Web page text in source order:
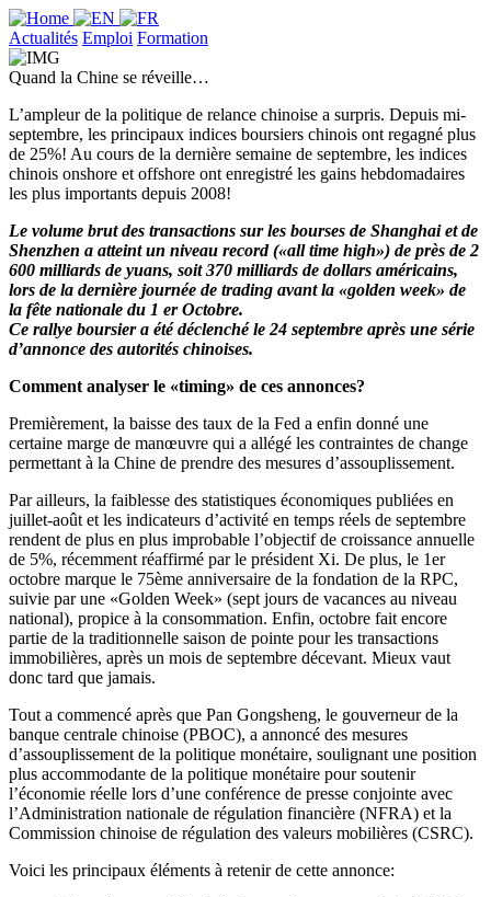
Actualités Emploi Formation
Quand la Chine se réveille…
L’ampleur de la politique de relance chinoise a surpris. Depuis mi-
septembre, les principaux indices boursiers chinois ont regagné plus
de 25%! Au cours de la dernière semaine de septembre, les indices
chinois onshore et offshore ont enregistré les gains hebdomadaires
les plus importants depuis 2008!
Le volume brut des transactions sur les bourses de Shanghai et de
Shenzhen a atteint un niveau record («all time high») de près de 2
600 milliards de yuans, soit 370 milliards de dollars américains,
lors de la dernière journée de trading avant la «golden week» de
la fête nationale du 1 er Octobre.
Ce rallye boursier a été déclenché le 24 septembre après une série
d’annonce des autorités chinoises.
Comment analyser le «timing» de ces annonces?
Premièrement, la baisse des taux de la Fed a enfin donné une
certaine marge de manœuvre qui a allégé les contraintes de change
permettant à la Chine de prendre des mesures d’assouplissement.
Par ailleurs, la faiblesse des statistiques économiques publiées en
juillet-août et les indicateurs d’activité en temps réels de septembre
rendent de plus en plus improbable l’objectif de croissance annuelle
de 5%, récemment réaffirmé par le président Xi. De plus, le 1er
octobre marque le 75ème anniversaire de la fondation de la RPC,
suivie par une «Golden Week» (sept jours de vacances au niveau
national), propice à la consommation. Enfin, octobre fait encore
partie de la traditionnelle saison de pointe pour les transactions
immobilières, après un mois de septembre décevant. Mieux vaut
donc tard que jamais.
Tout a commencé après que Pan Gongsheng, le gouverneur de la
banque centrale chinoise (PBOC), a annoncé des mesures
d’assouplissement de la politique monétaire, soulignant une position
plus accommodante de la politique monétaire pour soutenir
l’économie réelle lors d’une conférence de presse conjointe avec
l’Administration nationale de régulation financière (NFRA) et la
Commission chinoise de régulation des valeurs mobilières (CSRC).
Voici les principaux éléments à retenir de cette annonce: